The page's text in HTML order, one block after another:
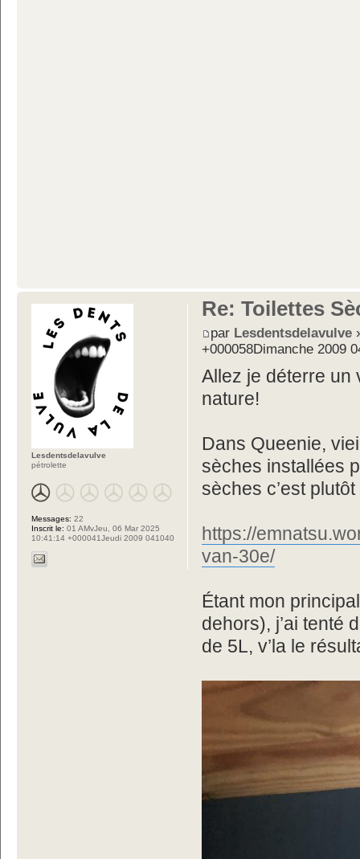
Re: Toilettes
par Lesdentsdelavulve
+000058Dimanche 2009
Allez je déterre un
nature!
Dans Queenie,
sèches installées
sèches c’est
https://
van-30e/
Étant mon
dehors), j’ai tenté
de 5L, v’la le
Lesdentsdelavulve
pétrolette
Messages: 22
Inscrit le: 01 AMvJeu, 06 Mar 2025
10:41:14 +000041Jeudi 2009 041040